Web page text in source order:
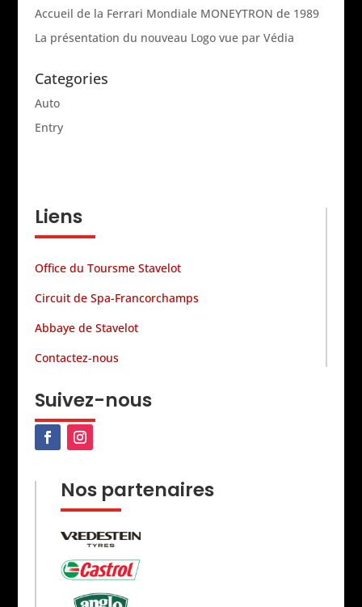
Accueil de la Ferrari Mondiale MONEYTRON de 1989
La présentation du nouveau Logo vue par Védia
Categories
Auto
Entry
Liens
Office du Toursme Stavelot
Circuit de Spa-Francorchamps
Abbaye de Stavelot
Contactez-nous
Suivez-nous
Nos partenaires